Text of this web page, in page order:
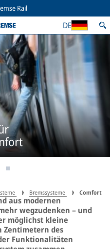
Rail
DE
Bremssysteme Comfort
aus modernen
wegzudenken – und
möglichst kleine
des
Funktionalitäten